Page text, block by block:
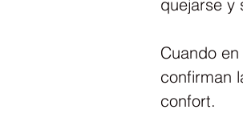
quejarse y
Cuando
confirman
confort.